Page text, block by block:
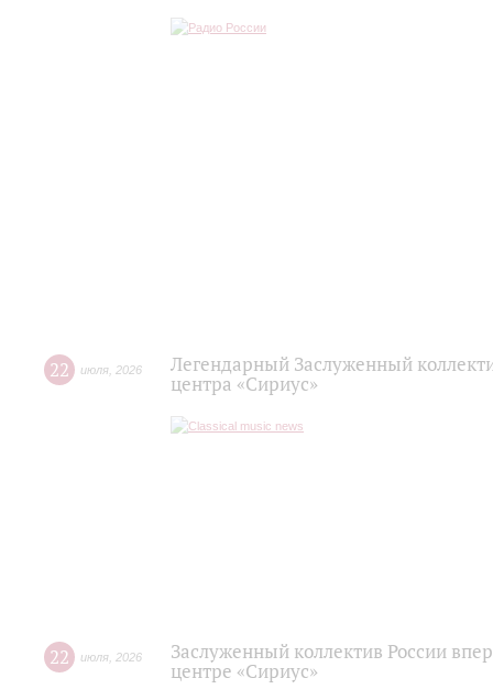
22 июля 2026
Легендарный Заслуженный
центра «Сириус»
22 июля 2026
Заслуженный коллектив России
центре «Сириус»